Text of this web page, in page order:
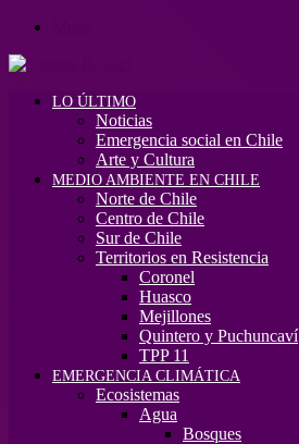
LO ÚLTIMO
Noticias
Emergencia social en Chile
Arte y Cultura
MEDIO AMBIENTE EN CHILE
Norte de Chile
Centro de Chile
Sur de Chile
Territorios en Resistencia
Coronel
Huasco
Mejillones
Quintero y Puchuncaví
TPP 11
EMERGENCIA CLIMÁTICA
Ecosistemas
Agua
Bosques